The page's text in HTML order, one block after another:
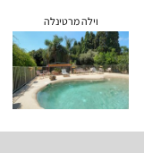
וילה מרטינלה